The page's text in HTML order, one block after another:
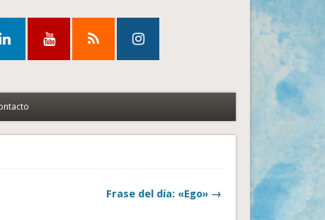
Frase del día: «Ego» →